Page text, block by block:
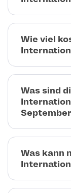
Wie viel
Was sind
Was kann